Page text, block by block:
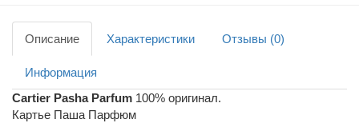
Описание Характеристики Отзывы (0)
Информация
Cartier Pasha Parfum 100% оригинал.
Картье Паша Парфюм